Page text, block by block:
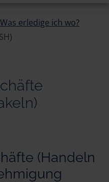
Was erledige ich wo?
(Handeln